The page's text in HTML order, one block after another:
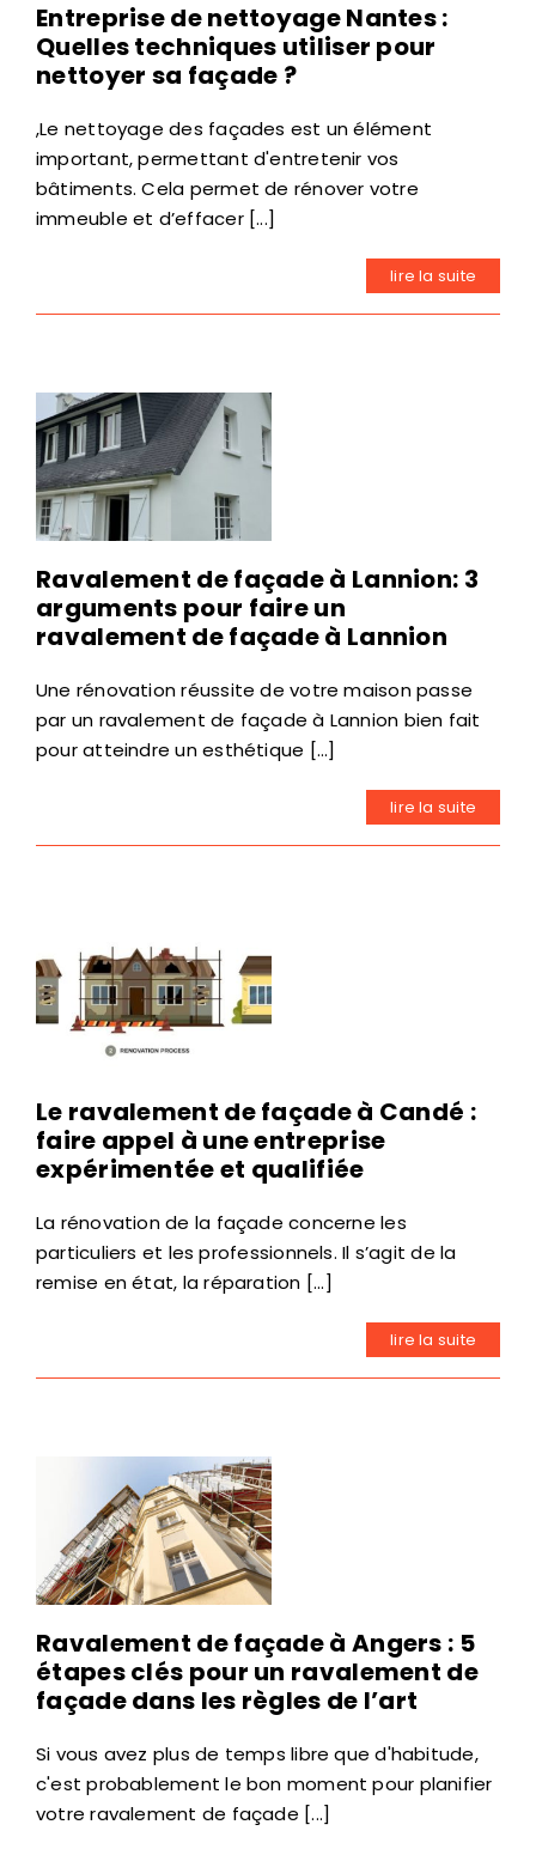
Entreprise de nettoyage Nantes :
Quelles techniques utiliser pour
nettoyer sa façade ?
,Le nettoyage des façades est un élément
important, permettant d'entretenir vos
bâtiments. Cela permet de rénover votre
immeuble et d’effacer [...]
lire la suite
Ravalement de façade à Lannion: 3
arguments pour faire un
ravalement de façade à Lannion
Une rénovation réussite de votre maison passe
par un ravalement de façade à Lannion bien fait
pour atteindre un esthétique [...]
lire la suite
Le ravalement de façade à Candé :
faire appel à une entreprise
expérimentée et qualifiée
La rénovation de la façade concerne les
particuliers et les professionnels. Il s’agit de la
remise en état, la réparation [...]
lire la suite
Ravalement de façade à Angers : 5
étapes clés pour un ravalement de
façade dans les règles de l’art
Si vous avez plus de temps libre que d'habitude,
c'est probablement le bon moment pour planifier
votre ravalement de façade [...]